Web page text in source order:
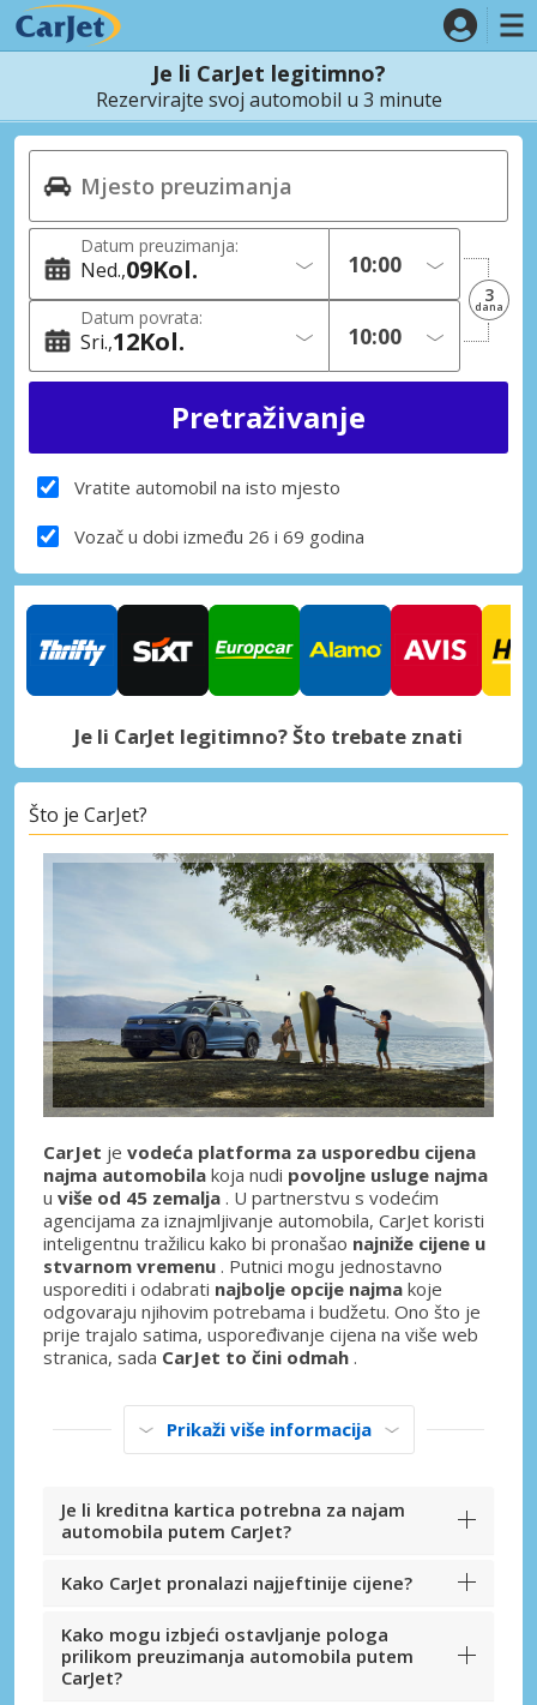
Je li CarJet legitimno?
Rezervirajte svoj automobil u 3 minute
Datum preuzimanja:
Ned. 09Kol.
Datum povrata:
Sri. 12Kol.
3
dana
Vratite automobil na isto mjesto
Vozač u dobi između 26 i 69 godina
Je li CarJet legitimno? Što trebate znati
Što je CarJet?
CarJet je vodeća platforma za usporedbu cijena
najma automobila koja nudi povoljne usluge najma
u više od 45 zemalja . U partnerstvu s vodećim
agencijama za iznajmljivanje automobila, CarJet koristi
inteligentnu tražilicu kako bi pronašao najniže cijene u
stvarnom vremenu . Putnici mogu jednostavno
usporediti i odabrati najbolje opcije najma koje
odgovaraju njihovim potrebama i budžetu. Ono što je
prije trajalo satima, uspoređivanje cijena na više web
stranica, sada CarJet to čini odmah .
Prikaži više informacija
Je li kreditna kartica potrebna za najam
automobila putem CarJet?
Kako CarJet pronalazi najjeftinije cijene?
Kako mogu izbjeći ostavljanje pologa
prilikom preuzimanja automobila putem
CarJet?